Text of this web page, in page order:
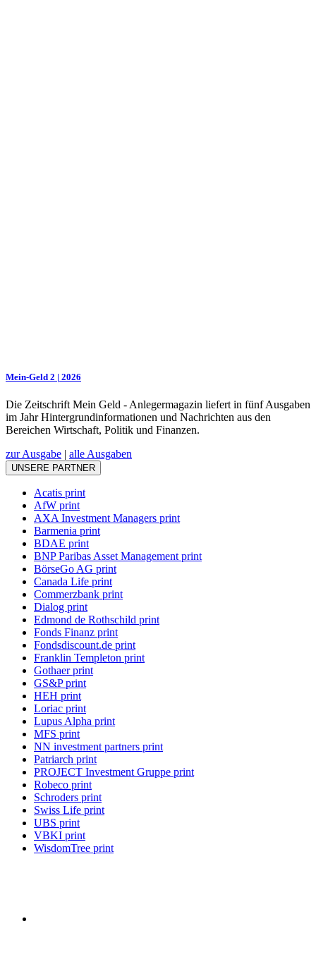
Mein-Geld 2 | 2026
Die Zeitschrift Mein Geld - Anlegermagazin liefert in fünf Ausgaben
im Jahr Hintergrundinformationen und Nachrichten aus den
Bereichen Wirtschaft, Politik und Finanzen.
zur Ausgabe | alle Ausgaben
UNSERE PARTNER
Acatis print
AfW print
AXA Investment Managers print
Barmenia print
BDAE print
BNP Paribas Asset Management print
BörseGo AG print
Canada Life print
Commerzbank print
Dialog print
Edmond de Rothschild print
Fonds Finanz print
Fondsdiscount.de print
Franklin Templeton print
Gothaer print
GS&P print
HEH print
Loriac print
Lupus Alpha print
MFS print
NN investment partners print
Patriarch print
PROJECT Investment Gruppe print
Robeco print
Schroders print
Swiss Life print
UBS print
VBKI print
WisdomTree print